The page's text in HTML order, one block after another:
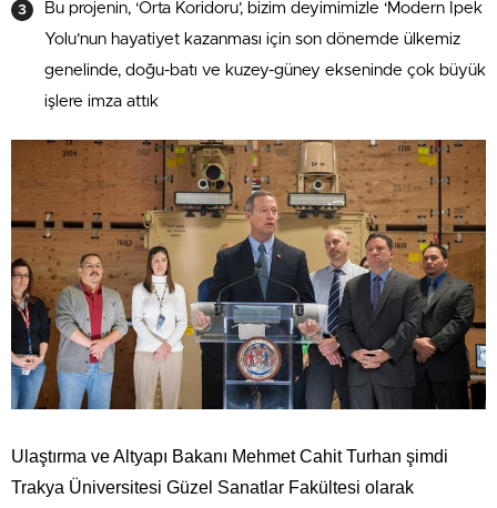
Bu projenin, ‘Orta Koridoru’, bizim deyimimizle ‘Modern İpek
Yolu’nun hayatiyet kazanması için son dönemde ülkemiz
genelinde, doğu-batı ve kuzey-güney ekseninde çok büyük
işlere imza attık
Ulaştırma ve Altyapı Bakanı Mehmet Cahit Turhan şimdi
Trakya Üniversitesi Güzel Sanatlar Fakültesi olarak